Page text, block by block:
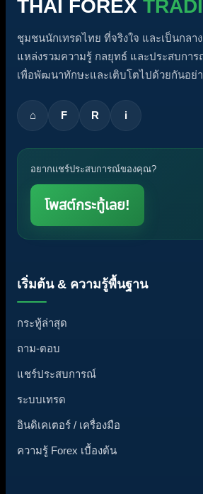
THAI FOREX
ชุมชนนักเทรดไทย ที่จริงใจ และเป็นกลาง
แหล่งรวมความรู้ กลยุทธ์ และประสบการ
เพื่อพัฒนาทักษะและเติบโตไปด้วยกันอย่
⌂ F R i
อยากแชร์ประสบการณ์ของคุณ?
โพสต์กระทู้เลย!
เริ่มต้น & ความรู้พื้นฐาน
กระทู้ล่าสุด
ถาม-ตอบ
แชร์ประสบการณ์
ระบบเทรด
อินดิเคเตอร์ / เครื่องมือ
ความรู้ Forex เบื้องต้น